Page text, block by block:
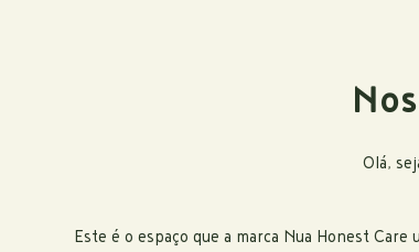
Olá,
Este é o espaço que a marca Nua Honest